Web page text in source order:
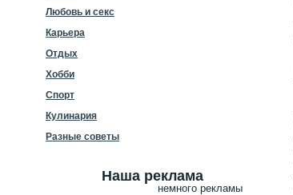
Любовь и секс
Карьера
Отдых
Хобби
Спорт
Кулинария
Разные советы
Наша реклама
немного рекламы